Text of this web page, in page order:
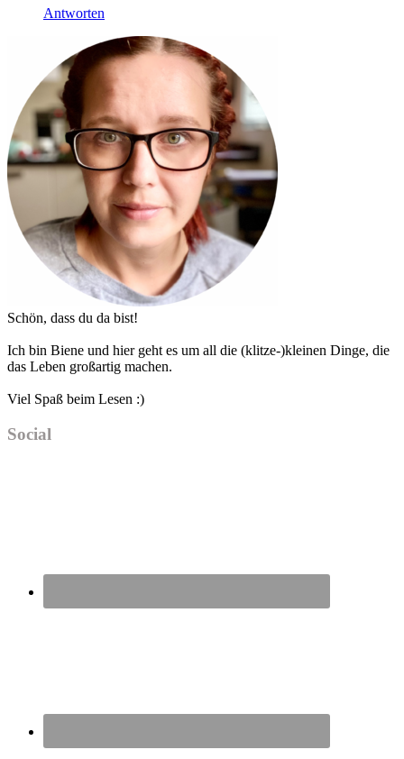
Antworten
Sidebar
Schön, dass du da bist!
Ich bin Biene und hier geht es um all die (klitze-)kleinen Dinge, die
das Leben großartig machen.
Viel Spaß beim Lesen :)
Social